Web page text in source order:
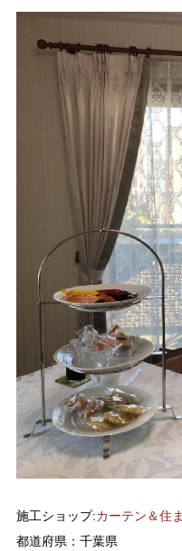
施工ショップ:カーテン＆住
都道府県：千葉県